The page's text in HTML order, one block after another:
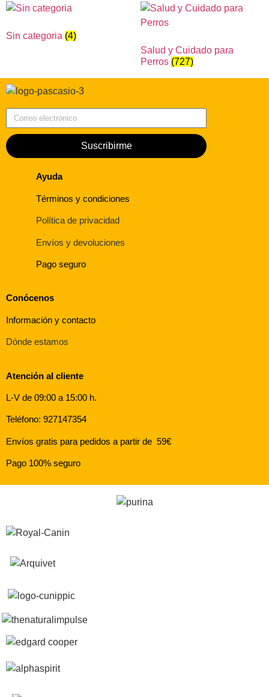
Sin categoria (4)
Salud y Cuidado para
Perros (727)
Suscribirme
Ayuda
Términos y condiciones
Política de privacidad
Envíos y devoluciones
Pago seguro
Conócenos
Información y contacto
Dónde estamos
Atención al cliente
L-V de 09:00 a 15:00 h.
Teléfono: 927147354
Envíos gratis para pedidos a partir de 59€
Pago 100% seguro